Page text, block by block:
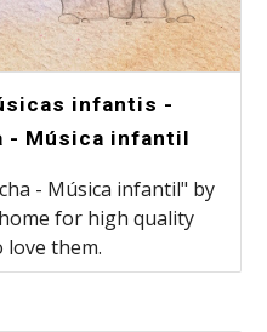
infantis -
- Música infantil
- Música infantil" by
for high quality
love them.